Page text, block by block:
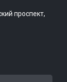
проспект,